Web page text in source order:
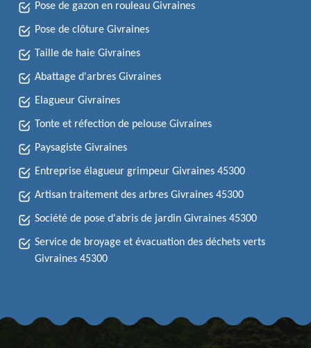
Pose de gazon en rouleau Givraines
Pose de clôture Givraines
Taille de haie Givraines
Abattage d'arbres Givraines
Elagueur Givraines
Tonte et réfection de pelouse Givraines
Paysagiste Givraines
Entreprise élagueur grimpeur Givraines 45300
Artisan traitement des arbres Givraines 45300
Société de pose d'abris de jardin Givraines 45300
Service de broyage et évacuation des déchets verts
Givraines 45300